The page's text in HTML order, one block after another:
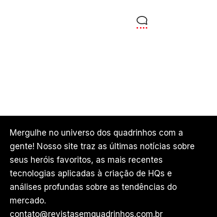
Mergulhe no universo dos quadrinhos com a
gente! Nosso site traz as últimas notícias sobre
seus heróis favoritos, as mais recentes
tecnologias aplicadas à criação de HQs e
análises profundas sobre as tendências do
mercado.
contato@revistasemquadrinhos.com.br